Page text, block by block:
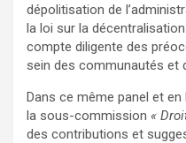
dépolitisation de
la loi sur la
compte diligente des
sein des communautés et
Dans ce même panel et
la sous-commission «
des contributions et